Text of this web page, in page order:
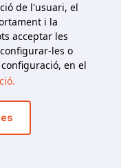
ratlles
de l'usuari, el
i la
acceptar les
les o
en el